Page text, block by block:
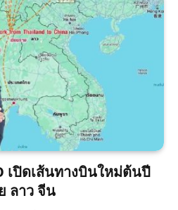
เปิดเส้นทางบินใหม่ต้นปี
ลาว จีน